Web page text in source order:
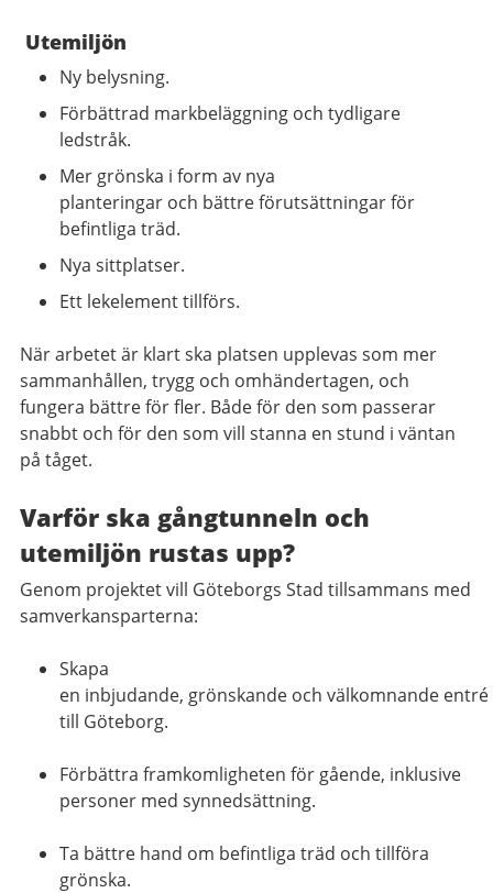
Utemiljön
Ny belysning.
Förbättrad markbeläggning och tydligare
ledstråk.
Mer grönska i form av nya
planteringar och bättre förutsättningar för
befintliga träd.
Nya sittplatser.
Ett lekelement tillförs.
När arbetet är klart ska platsen upplevas som mer
sammanhållen, trygg och omhändertagen, och
fungera bättre för fler. Både för den som passerar
snabbt och för den som vill stanna en stund i väntan
på tåget.
Varför ska gångtunneln och
utemiljön rustas upp?
Genom projektet vill Göteborgs Stad tillsammans med
samverkansparterna:
Skapa
en inbjudande, grönskande och välkomnande entré
till Göteborg.
Förbättra framkomligheten för gående, inklusive
personer med synnedsättning.
Ta bättre hand om befintliga träd och tillföra
grönska.